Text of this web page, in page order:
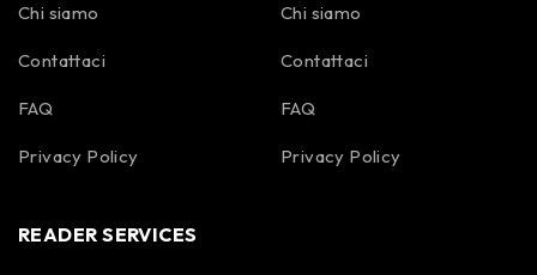
Chi siamo
Contattaci
FAQ
Privacy Policy
Chi siamo
Contattaci
FAQ
Privacy Policy
READER SERVICES